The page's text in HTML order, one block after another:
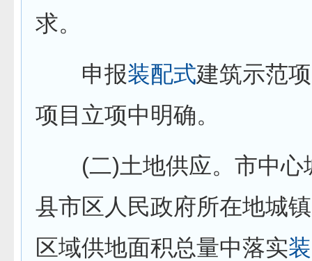
求。
申报装配式建筑示范
项目立项中明确。
(二)土地供应。市中心
县市区人民政府所在地城
区域供地面积总量中落实